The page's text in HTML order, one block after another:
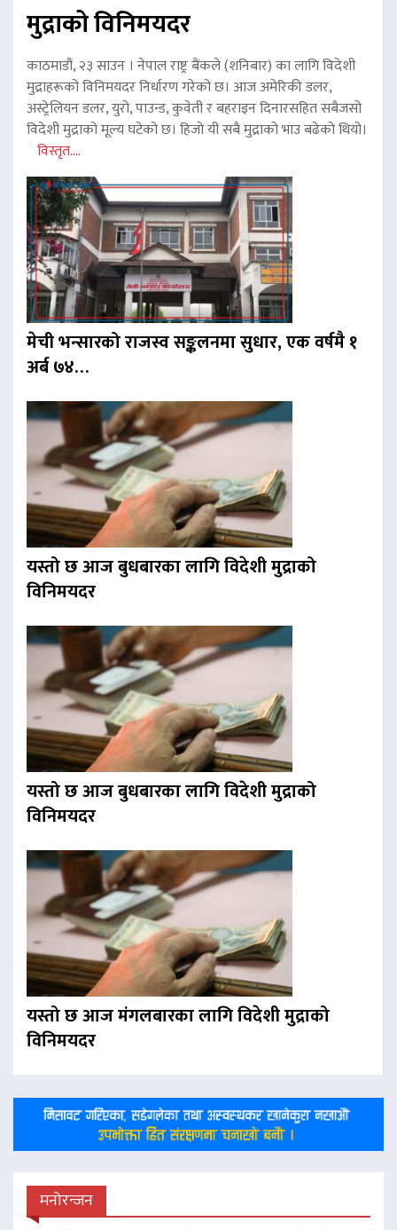
मुद्राको विनिमयदर
काठमाडौं, २३ साउन । नेपाल राष्ट्र बैंकले (शनिबार) का लागि विदेशी
मुद्राहरूको विनिमयदर निर्धारण गरेको छ। आज अमेरिकी डलर,
अस्ट्रेलियन डलर, युरो, पाउन्ड, कुवेती र बहराइन दिनारसहित सबैजसो
विदेशी मुद्राको मूल्य घटेको छ। हिजो यी सबै मुद्राको भाउ बढेको थियो।
विस्तृत....
मेची भन्सारको राजस्व सङ्कलनमा सुधार, एक वर्षमै १
अर्ब ७४…
यस्तो छ आज बुधबारका लागि विदेशी मुद्राको
विनिमयदर
यस्तो छ आज बुधबारका लागि विदेशी मुद्राको
विनिमयदर
यस्तो छ आज मंगलबारका लागि विदेशी मुद्राको
विनिमयदर
मनोरन्जन